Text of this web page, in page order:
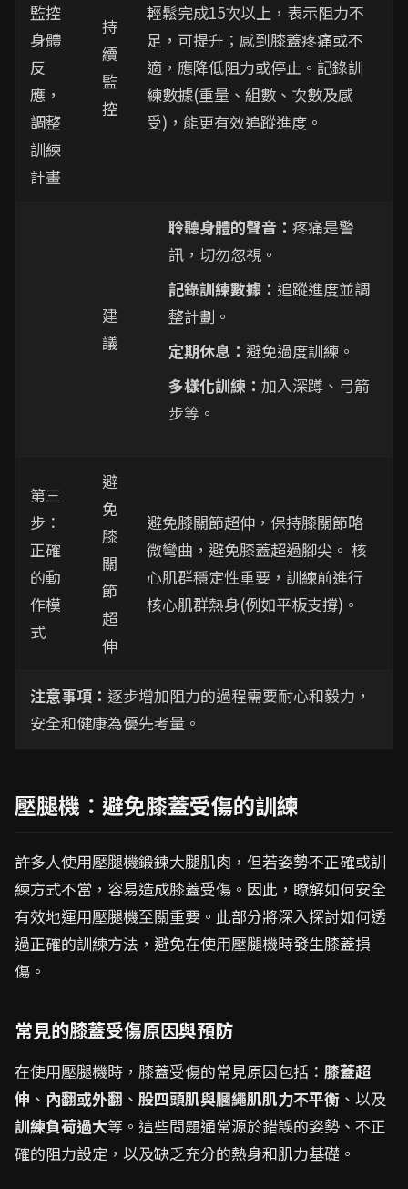
監控
身體
反
應，
調整
訓練
計畫
持
續
監
控
輕鬆完成15次以上，表示阻力不
足，可提升；感到膝蓋疼痛或不
適，應降低阻力或停止。記錄訓
練數據(重量、組數、次數及感
受)，能更有效追蹤進度。
建
議
聆聽身體的聲音： 疼痛是警
訊，切勿忽視。
記錄訓練數據： 追蹤進度並調
整計劃。
定期休息： 避免過度訓練。
多樣化訓練： 加入深蹲、弓箭
步等。
第三
步：
正確
的動
作模
式
避
免
膝
關
節
超
伸
避免膝關節超伸，保持膝關節略
微彎曲，避免膝蓋超過腳尖。 核
心肌群穩定性重要，訓練前進行
核心肌群熱身(例如平板支撐)。
注意事項： 逐步增加阻力的過程需要耐心和毅力，
安全和健康為優先考量。
壓腿機：避免膝蓋受傷的訓練
許多人使用壓腿機鍛鍊大腿肌肉，但若姿勢不正確或訓
練方式不當，容易造成膝蓋受傷。因此，瞭解如何安全
有效地運用壓腿機至關重要。此部分將深入探討如何透
過正確的訓練方法，避免在使用壓腿機時發生膝蓋損
傷。
常見的膝蓋受傷原因與預防
在使用壓腿機時，膝蓋受傷的常見原因包括： 膝蓋超
伸 、 內翻或外翻 、 股四頭肌與膕繩肌肌力不平衡 、以及
訓練負荷過大等。這些問題通常源於錯誤的姿勢、不正
確的阻力設定，以及缺乏充分的熱身和肌力基礎。